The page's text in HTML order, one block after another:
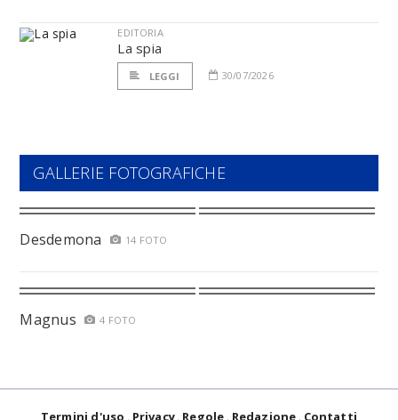
EDITORIA
La spia
LEGGI 30/07/2026
GALLERIE FOTOGRAFICHE
Desdemona 14 FOTO
Magnus 4 FOTO
Termini d'uso Privacy Regole Redazione Contatti